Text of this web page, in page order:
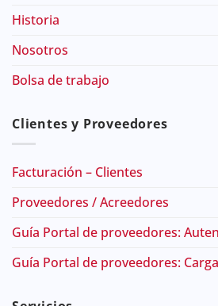
Historia
Nosotros
Bolsa de trabajo
Clientes y Proveedores
Facturación – Clientes
Proveedores / Acreedores
Guía Portal de proveedores:
Guía Portal de proveedores: